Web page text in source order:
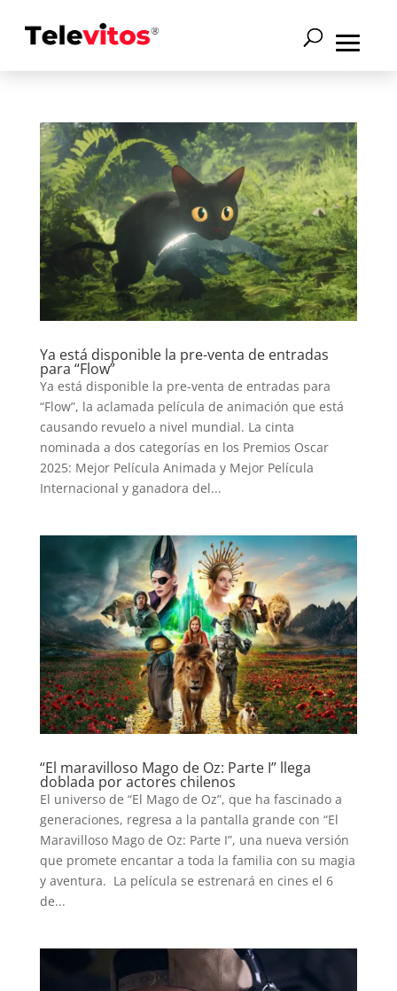
Ya está disponible la pre-venta de entradas
para “Flow”
Ya está disponible la pre-venta de entradas para
“Flow”, la aclamada película de animación que está
causando revuelo a nivel mundial. La cinta
nominada a dos categorías en los Premios Oscar
2025: Mejor Película Animada y Mejor Película
Internacional y ganadora del...
“El maravilloso Mago de Oz: Parte I” llega
doblada por actores chilenos
El universo de “El Mago de Oz”, que ha fascinado a
generaciones, regresa a la pantalla grande con “El
Maravilloso Mago de Oz: Parte I”, una nueva versión
que promete encantar a toda la familia con su magia
y aventura. La película se estrenará en cines el 6
de...